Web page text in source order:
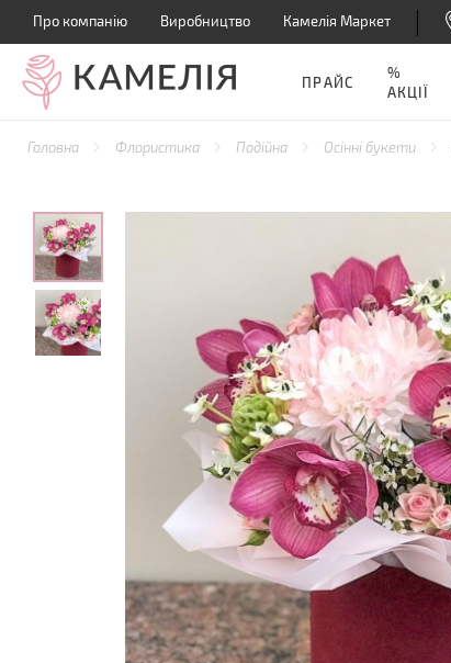
Про компанію Виробництво Камелія Маркет
ПРАЙС
%
АКЦІЇ
Головна Флористика Подійна Осінні букети